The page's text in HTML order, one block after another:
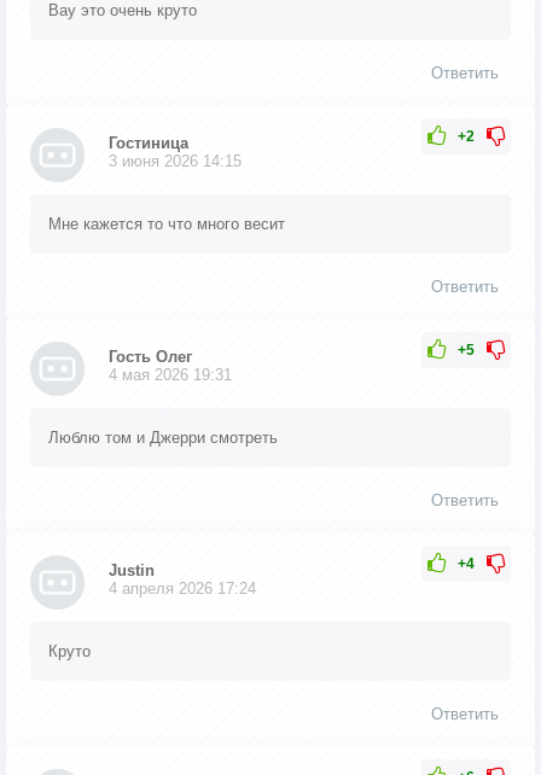
Вау это очень круто
Ответить
+2
Гостиница
3 июня 2026 14:15
Мне кажется то что много весит
Ответить
+5
Гость Олег
4 мая 2026 19:31
Люблю том и Джерри смотреть
Ответить
+4
Justin
4 апреля 2026 17:24
Круто
Ответить